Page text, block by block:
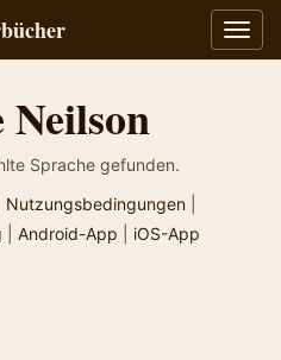
Sprache gefunden.
Nutzungsbedingungen
Android-App iOS-App